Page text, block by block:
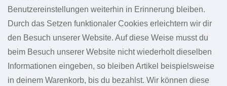
Benutzereinstellungen weiterhin in Erinnerung bleiben.
Durch das Setzen funktionaler Cookies erleichtern wir dir
den Besuch unserer Website. Auf diese Weise musst du
beim Besuch unserer Website nicht wiederholt dieselben
Informationen eingeben, so bleiben Artikel beispielsweise
in deinem Warenkorb, bis du bezahlst. Wir können diese